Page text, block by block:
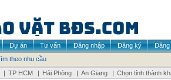
Dự án Tư vấn Đăng nhập Đăng ký
Đăng
theo nhu cầu
| TP HCM | Hải Phòng | An Giang | Chọn tỉnh thành